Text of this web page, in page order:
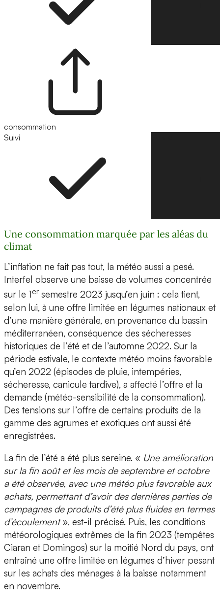
consommation
Suivi
Une consommation marquée par les aléas du
climat
L’inflation ne fait pas tout, la météo aussi a pesé.
Interfel observe une baisse de volumes concentrée
sur le 1er semestre 2023 jusqu’en juin : cela tient,
selon lui, à une offre limitée en légumes nationaux et
d’une manière générale, en provenance du bassin
méditerranéen, conséquence des sécheresses
historiques de l’été et de l’automne 2022. Sur la
période estivale, le contexte météo moins favorable
qu’en 2022 (épisodes de pluie, intempéries,
sécheresse, canicule tardive), a affecté l’offre et la
demande (météo-sensibilité de la consommation).
Des tensions sur l’offre de certains produits de la
gamme des agrumes et exotiques ont aussi été
enregistrées.
La fin de l’été a été plus sereine. « Une amélioration
sur la fin août et les mois de septembre et octobre
a été observée, avec une météo plus favorable aux
achats, permettant d’avoir des dernières parties de
campagnes de produits d’été plus fluides en termes
d’écoulement», est-il précisé. Puis, les conditions
météorologiques extrêmes de la fin 2023 (tempêtes
Ciaran et Domingos) sur la moitié Nord du pays, ont
entraîné une offre limitée en légumes d’hiver pesant
sur les achats des ménages à la baisse notamment
en novembre.